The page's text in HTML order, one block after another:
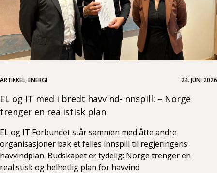
ARTIKKEL, ENERGI 24. JUNI 2026
EL og IT med i bredt havvind-innspill: – Norge
trenger en realistisk plan
EL og IT Forbundet står sammen med åtte andre
organisasjoner bak et felles innspill til regjeringens
havvindplan. Budskapet er tydelig: Norge trenger en
realistisk og helhetlig plan for havvind